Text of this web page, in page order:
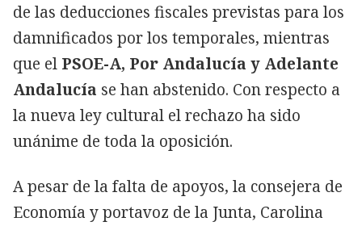
de las deducciones fiscales previstas para los
damnificados por los temporales, mientras
que el PSOE-A, Por Andalucía y Adelante
Andalucía se han abstenido. Con respecto a
la nueva ley cultural el rechazo ha sido
unánime de toda la oposición.
A pesar de la falta de apoyos, la consejera de
Economía y portavoz de la Junta, Carolina